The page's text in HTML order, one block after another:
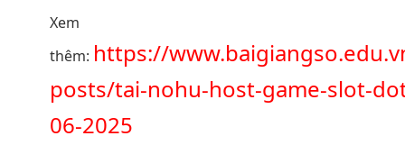
Xem
thêm: https://
posts/tai-nohu-host-game-slot-
06-2025